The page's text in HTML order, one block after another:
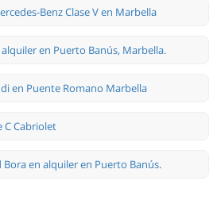
Benz Clase V en Marbella
alquiler en Puerto Banús, Marbella.
en Puente Romano Marbella
С Cabriolet
Bora en alquiler en Puerto Banús.